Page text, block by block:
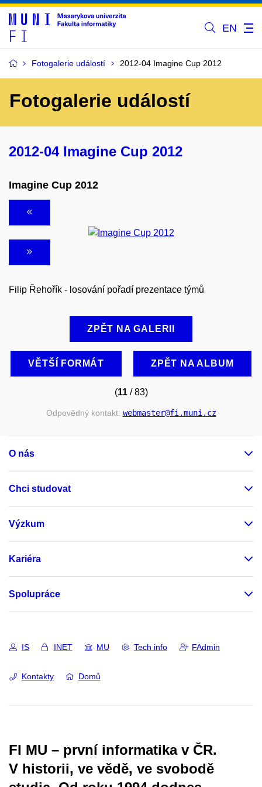
EN
Fotogalerie událostí 2012-04 Imagine Cup 2012
Fotogalerie událostí
2012-04 Imagine Cup 2012
Imagine Cup 2012
Filip Řehořík - losování pořadí prezentace týmů
ZPĚT NA GALERII
VĚTŠÍ FORMÁT ZPĚT NA ALBUM
(11/ 83)
Odpovědný kontakt: webmaster@fi .muni .cz
O nás
Chci studovat
Výzkum
Kariéra
Spolupráce
IS INET MU Tech info FAdmin
Kontakty Domů
FI MU – první informatika v ČR.
V historii, ve vědě, ve svobodě